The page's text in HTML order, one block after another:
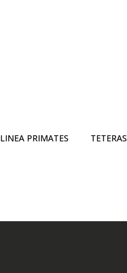
LINEA PRIMATES TETERAS